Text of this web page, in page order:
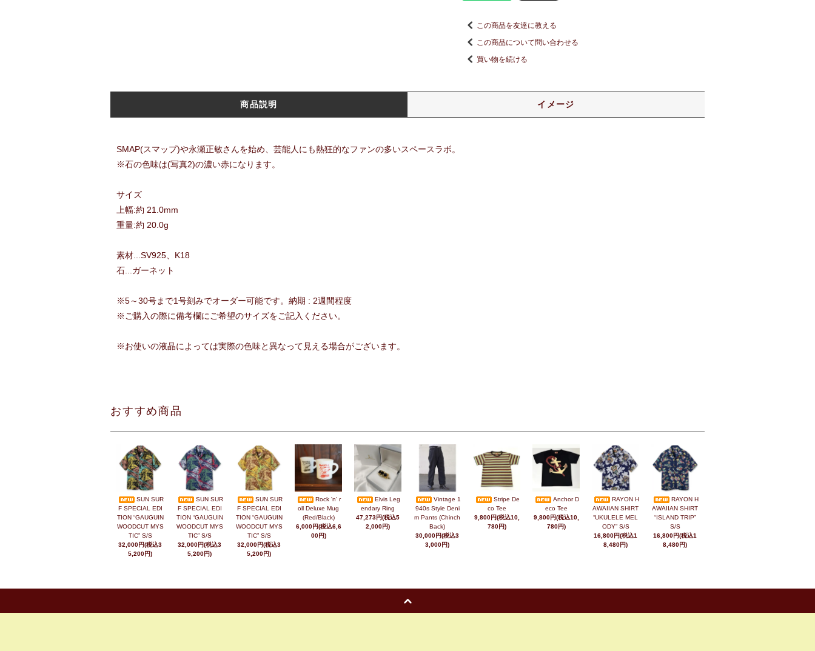
この商品を友達に教える
この商品について問い合わせる
買い物を続ける
商品説明 イメージ
SMAP(スマップ)や永瀬正敏さんを始め、芸能人にも熱狂的なファンの多いスペースラボ。
※石の色味は(写真2)の濃い赤になります。
サイズ
上幅:約 21.0mm
重量:約 20.0g
素材...SV925、K18
石...ガーネット
※5～30号まで1号刻みでオーダー可能です。納期 : 2週間程度
※ご購入の際に備考欄にご希望のサイズをご記入ください。
※お使いの液晶によっては実際の色味と異なって見える場合がございます。
おすすめ商品
SUN SUR
F SPECIAL EDI
TION “GAUGUIN
WOODCUT MYS
TIC” S/S
32,000円(税込3
5,200円)
SUN SUR
F SPECIAL EDI
TION “GAUGUIN
WOODCUT MYS
TIC” S/S
32,000円(税込3
5,200円)
SUN SUR
F SPECIAL EDI
TION “GAUGUIN
WOODCUT MYS
TIC” S/S
32,000円(税込3
5,200円)
Rock 'n' r
oll Deluxe Mug
(Red/Black)
6,000円(税込6,6
00円)
Elvis Leg
endary Ring
47,273円(税込5
2,000円)
Vintage 1
940s Style Deni
m Pants (Chinch
Back)
30,000円(税込3
3,000円)
Stripe De
co Tee
9,800円(税込10,
780円)
Anchor D
eco Tee
9,800円(税込10,
780円)
RAYON H
AWAIIAN SHIRT
“UKULELE MEL
ODY” S/S
16,800円(税込1
8,480円)
RAYON H
AWAIIAN SHIRT
“ISLAND TRIP”
S/S
16,800円(税込1
8,480円)